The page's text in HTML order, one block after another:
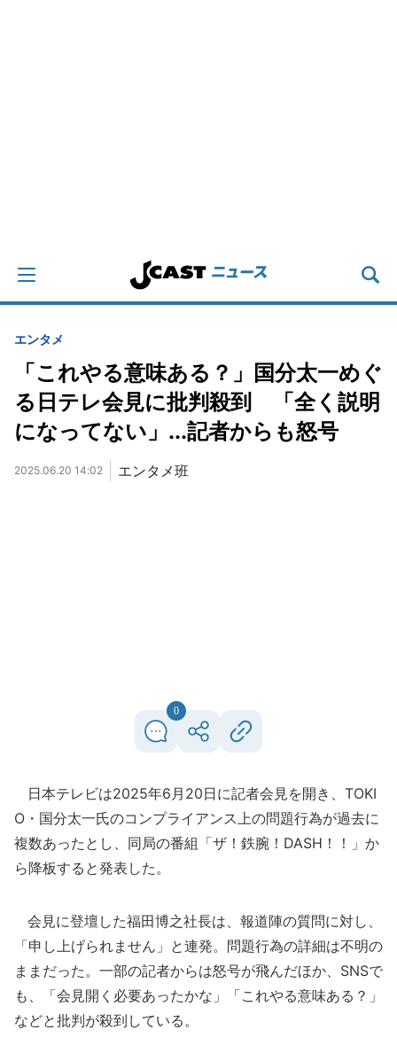
エンタメ
「これやる意味ある？」国分太一めぐ
る日テレ会見に批判殺到 「全く説明
になってない」...記者からも怒号
2025.06.20 14:02 エンタメ班
0
日本テレビは2025年6月20日に記者会見を開き、TOKI
O・国分太一氏のコンプライアンス上の問題行為が過去に
複数あったとし、同局の番組「ザ！鉄腕！DASH！！」か
ら降板すると発表した。
会見に登壇した福田博之社長は、報道陣の質問に対し、
「申し上げられません」と連発。問題行為の詳細は不明の
ままだった。一部の記者からは怒号が飛んだほか、SNSで
も、「会見開く必要あったかな」「これやる意味ある？」
などと批判が殺到している。